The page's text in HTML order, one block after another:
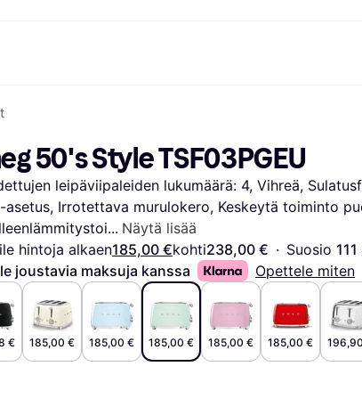
heti
30 päivän
3 erässä
Cashback
Jäsenyys
Saldo
Tilityypit
Säästötili
Talletustili
Kauneus & Terveys
Vaatteet
Lelut
Koti ja Sisustus
Ääni ja Kuva
Urheilu ja Ulkoilu
Tietotekniikka
Tee se itse
Puhelimet & Wearablet
Lapset ja Perhe
Moottorikuljetukset
Puutarha ja Patio
Kirjat, Elokuvat ja Musiikki
50's Style TSF03PGEU
leipäviipaleiden lukumäärä: 4, Vihreä,
asetus, Irrotettava murulokero, Keskeytä toiminto
Näytä lisää
hintoja alkaen185,00 €kohti238,00 € · Suosio 111
joustavia maksuja kanssa
Opettele miten
€ 185,00 € 185,00 € 185,00 € 185,00 € 185,00 €